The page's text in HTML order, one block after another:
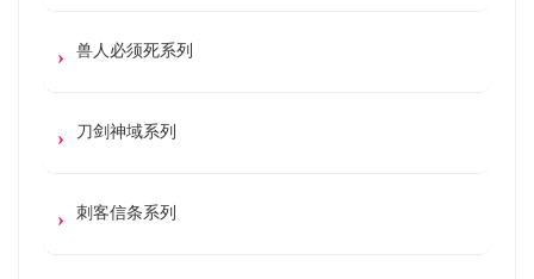
兽人必须死系列
刀剑神域系列
刺客信条系列